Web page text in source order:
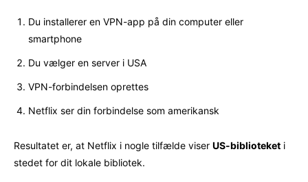
Du installerer en VPN-app på din computer eller
smartphone
Du vælger en server i USA
VPN-forbindelsen oprettes
Netflix ser din forbindelse som amerikansk
Resultatet er, at Netflix i nogle tilfælde viser US-biblioteket i
stedet for dit lokale bibliotek.